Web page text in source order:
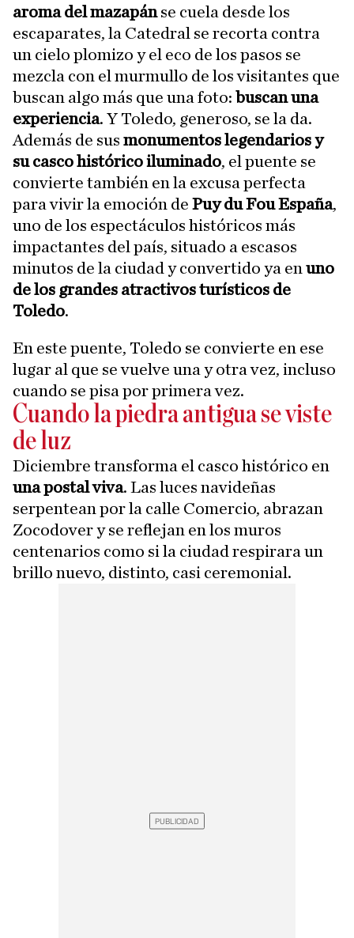
aroma del mazapánse cuela desde los
escaparates, la Catedral se recorta contra
un cielo plomizo y el eco de los pasos se
mezcla con el murmullo de los visitantes que
buscan algo más que una foto: buscan una
experiencia. Y Toledo, generoso, se la da.
Además de sus monumentos legendarios y
su casco histórico iluminado, el puente se
convierte también en la excusa perfecta
para vivir la emoción de Puy du Fou España,
uno de los espectáculos históricos más
impactantes del país, situado a escasos
minutos de la ciudad y convertido ya en uno
de los grandes atractivos turísticos de
Toledo.
En este puente, Toledo se convierte en ese
lugar al que se vuelve una y otra vez, incluso
cuando se pisa por primera vez.
Cuando la piedra antigua se viste
de luz
Diciembre transforma el casco histórico en
una postal viva. Las luces navideñas
serpentean por la calle Comercio, abrazan
Zocodover y se reflejan en los muros
centenarios como si la ciudad respirara un
brillo nuevo, distinto, casi ceremonial.